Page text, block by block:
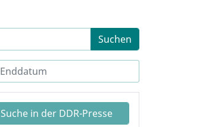
Suchen
Suche in der DDR-Presse